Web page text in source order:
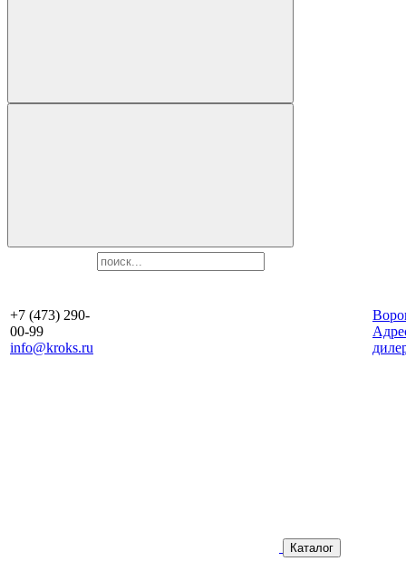
+7 (473) 290-
00-99
info@kroks.ru
Каталог